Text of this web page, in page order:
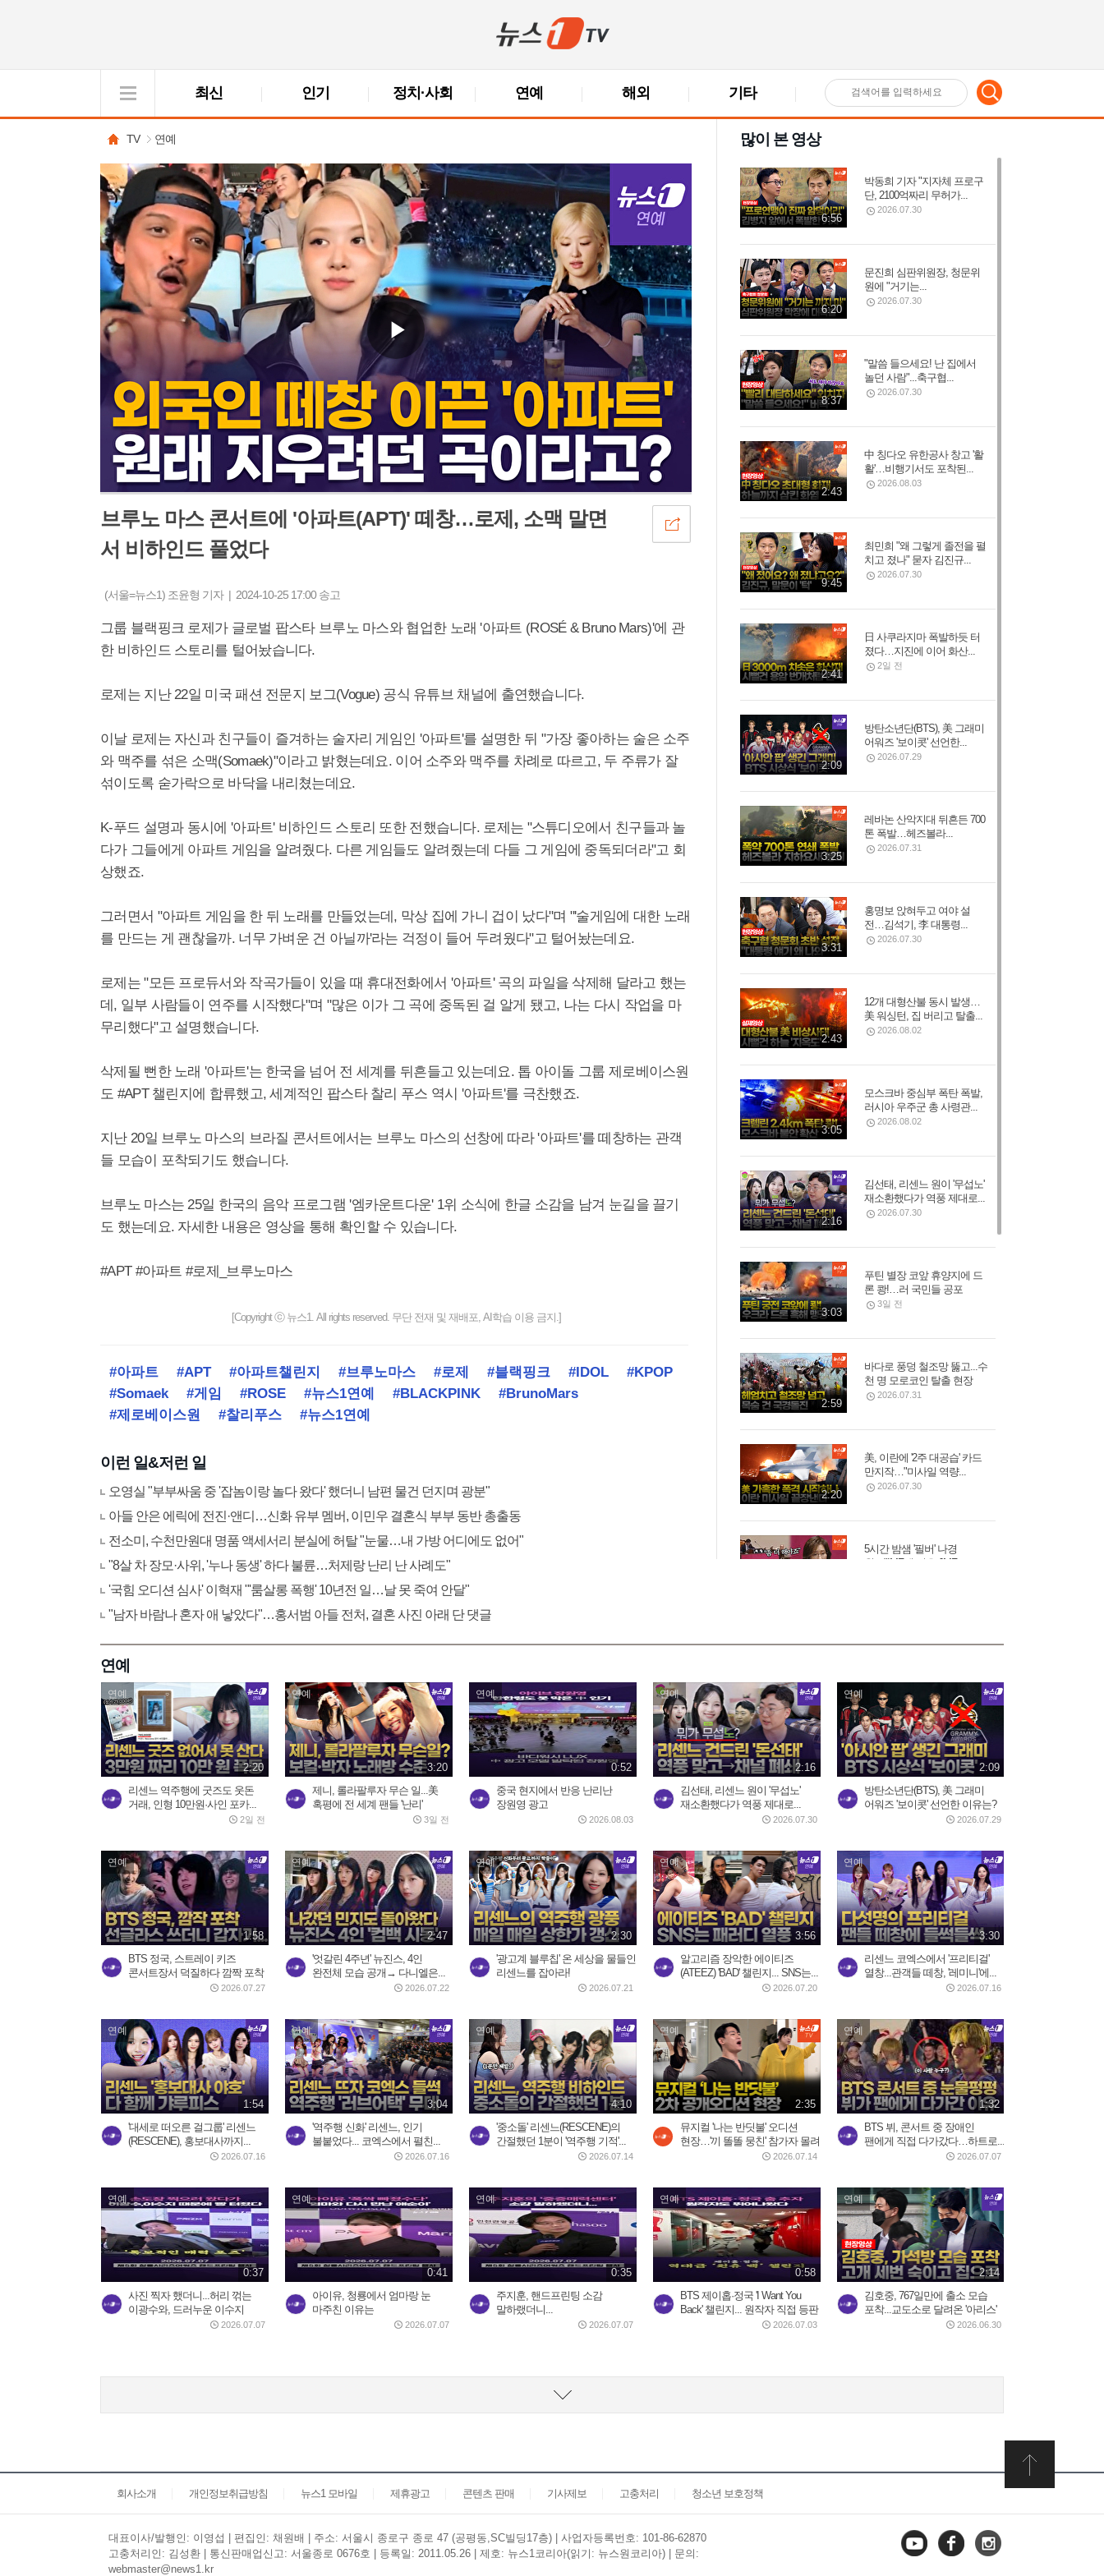
최신 인기 정치·사회 연예 해외 기타 검
어
입
력
TV 연예
브루노 마스 콘서트에 '아파트(APT)' 떼창…로제, 소맥 말면
서 비하인드 풀었다
(서울=뉴스1) 조윤형 기자 | 2024-10-25 17:00 송고
그룹 블랙핑크 로제가 글로벌 팝스타 브루노 마스와 협업한 노래 '아파트 (ROSÉ & Bruno Mars)'에 관
한 비하인드 스토리를 털어놨습니다.
로제는 지난 22일 미국 패션 전문지 보그(Vogue) 공식 유튜브 채널에 출연했습니다.
이날 로제는 자신과 친구들이 즐겨하는 술자리 게임인 '아파트'를 설명한 뒤 "가장 좋아하는 술은 소주
와 맥주를 섞은 소맥(Somaek)"이라고 밝혔는데요. 이어 소주와 맥주를 차례로 따르고, 두 주류가 잘
섞이도록 숟가락으로 바닥을 내리쳤는데요.
K-푸드 설명과 동시에 '아파트' 비하인드 스토리 또한 전했습니다. 로제는 "스튜디오에서 친구들과 놀
다가 그들에게 아파트 게임을 알려줬다. 다른 게임들도 알려줬는데 다들 그 게임에 중독되더라"고 회
상했죠.
그러면서 "아파트 게임을 한 뒤 노래를 만들었는데, 막상 집에 가니 겁이 났다"며 "'술게임에 대한 노래
를 만드는 게 괜찮을까. 너무 가벼운 건 아닐까'라는 걱정이 들어 두려웠다"고 털어놨는데요.
로제는 "모든 프로듀서와 작곡가들이 있을 때 휴대전화에서 '아파트' 곡의 파일을 삭제해 달라고 했는
데, 일부 사람들이 연주를 시작했다"며 "많은 이가 그 곡에 중독된 걸 알게 됐고, 나는 다시 작업을 마
무리했다"고 설명했습니다.
삭제될 뻔한 노래 '아파트'는 한국을 넘어 전 세계를 뒤흔들고 있는데요. 톱 아이돌 그룹 제로베이스원
도 #APT 챌린지에 합류했고, 세계적인 팝스타 찰리 푸스 역시 '아파트'를 극찬했죠.
지난 20일 브루노 마스의 브라질 콘서트에서는 브루노 마스의 선창에 따라 '아파트'를 떼창하는 관객
들 모습이 포착되기도 했습니다.
브루노 마스는 25일 한국의 음악 프로그램 '엠카운트다운' 1위 소식에 한글 소감을 남겨 눈길을 끌기
도 했는데요. 자세한 내용은 영상을 통해 확인할 수 있습니다.
#APT #아파트 #로제_브루노마스
[Copyright ⓒ 뉴스1. All rights reserved. 무단 전재 및 재배포, AI학습 이용 금지.]
#아파트 #APT #아파트챌린지 #브루노마스 #로제 #블랙핑크 #IDOL
#KPOP
#Somaek
#게임 #ROSE #뉴스1연예 #BLACKPINK
#BrunoMars
#제로베이스원
#찰리푸스 #뉴스1연예
이런 일&저런 일
오영실 "부부싸움 중 '잡놈이랑 놀다 왔다' 했더니 남편 물건 던지며 광분"
아들 안은 에릭에 전진·앤디…신화 유부 멤버, 이민우 결혼식 부부 동반 총출동
전소미, 수천만원대 명품 액세서리 분실에 허탈 "눈물…내 가방 어디에도 없어"
"8살 차 장모·사위, '누나 동생' 하다 불륜…처제랑 난리 난 사례도"
'국힘 오디션 심사' 이혁재 "'룸살롱 폭행' 10년전 일…날 못 죽여 안달"
"남자 바람나 혼자 애 낳았다"…홍서범 아들 전처, 결혼 사진 아래 단 댓글
많이 본 영상
6:56
박동희 기자 "지자체 프로구
단, 2100억짜리 무허가...
2026.07.30
6:20
문진희 심판위원장, 청문위
원에 "거기는...
2026.07.30
8:37
"말씀 들으세요! 난 집에서
놀던 사람"...축구협...
2026.07.30
2:43
中 칭다오 유한공사 창고 '활
활'…비행기서도 포착된...
2026.08.03
9:45
최민희 "왜 그렇게 졸전을 펼
치고 졌나" 묻자 김진규...
2026.07.30
2:41
日 사쿠라지마 폭발하듯 터
졌다…지진에 이어 화산...
2일 전
2:09
방탄소년단(BTS), 美 그래미
어워즈 '보이콧' 선언한...
2026.07.29
3:25
레바논 산악지대 뒤흔든 700
톤 폭발…헤즈볼라...
2026.07.31
3:31
홍명보 앉혀두고 여야 설
전…김석기, 李 대통령...
2026.07.30
2:43
12개 대형산불 동시 발생…
美 워싱턴, 집 버리고 탈출...
2026.08.02
3:05
모스크바 중심부 폭탄 폭발,
러시아 우주군 총 사령관...
2026.08.02
2:16
김선태, 리센느 원이 '무섭노'
재소환했다가 역풍 제대로...
2026.07.30
3:03
푸틴 별장 코앞 휴양지에 드
론 쾅!…러 국민들 공포
3일 전
2:59
바다로 풍덩 철조망 뚫고...수
천 명 모로코인 탈출 현장
2026.07.31
2:20
美, 이란에 '2주 대공습' 카드
만지작…"미사일 역량...
2026.07.30
5시간 밤샘 '필버' 나경
원…"IMF에 이은 JMF...
트럼프 “이란 두들겨 팰 것”…
사우디, 이라크·후티...
2026.07.30
쿠웨이트 미군기지 드론 공
3일 전
중국 현지에서 반응 난리난
장원영 광고
2026.08.03
연예
연예
2:20
리센느 역주행에 굿즈도 웃돈
거래, 인형 10만원·사인 포카...
2일 전
연예
3:20
제니, 롤라팔루자 무슨 일...美
혹평에 전 세계 팬들 '난리'
3일 전
연예
0:52
중국 현지에서 반응 난리난
장원영 광고
2026.08.03
연예
2:16
김선태, 리센느 원이 '무섭노'
재소환했다가 역풍 제대로...
2026.07.30
연예
2:09
방탄소년단(BTS), 美 그래미
어워즈 '보이콧' 선언한 이유는?
2026.07.29
연예
1:58
BTS 정국, 스트레이 키즈
콘서트장서 덕질하다 깜짝 포착
2026.07.27
연예
2:47
'엇갈린 4주년' 뉴진스, 4인
완전체 모습 공개→ 다니엘은...
2026.07.22
연예
2:30
'광고계 블루칩' 온 세상을 물들인
리센느를 잡아라!
2026.07.21
연예
3:56
알고리즘 장악한 에이티즈
(ATEEZ) 'BAD' 챌린지... SNS는...
2026.07.20
연예
3:30
리센느 코엑스에서 '프리티걸'
열창...관객들 떼창, '레미니'에...
2026.07.16
연예
1:54
'대세로 떠오른 걸그룹' 리센느
(RESCENE), 홍보대사까지...
2026.07.16
연예
3:04
'역주행 신화' 리센느, 인기
불붙었다... 코엑스에서 펼친...
2026.07.16
연예
4:10
'중소돌' 리센느(RESCENE)의
간절했던 1분이 '역주행 기적'...
2026.07.14
연예
2:35
뮤지컬 '나는 반딧불' 오디션
현장…'끼 똘똘 뭉친' 참가자 몰려
2026.07.14
연예
1:32
BTS 뷔, 콘서트 중 장애인
팬에게 직접 다가갔다…하트로...
2026.07.07
연예
0:37
사진 찍자 했더니...허리 꺾는
이광수와, 드러누운 이수지
2026.07.07
연예
0:41
아이유, 청룡에서 엄마랑 눈
마주친 이유는
2026.07.07
연예
0:35
주지훈, 핸드프린팅 소감
말하랬더니...
2026.07.07
연예
0:58
BTS 제이홉·정국 'I Want You
Back' 챌린지... 원작자 직접 등판
2026.07.03
연예
2:14
김호중, 767일만에 출소 모습
포착...교도소로 달려온 '아리스'
2026.06.30
회사소개 개인정보취급방침 뉴스1 모바일 제휴광고 콘텐츠 판매 기사제보 고충처리 청소년 보호정책
대표이사/발행인: 이영섭 | 편집인: 채원배 | 주소: 서울시 종로구 종로 47 (공평동,SC빌딩17층) | 사업자등록번호: 101-86-62870
고충처리인: 김성환 | 통신판매업신고: 서울종로 0676호 | 등록일: 2011.05.26 | 제호: 뉴스1코리아(읽기: 뉴스원코리아) | 문의:
webmaster@news1.kr